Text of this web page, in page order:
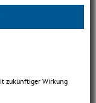
zukünftiger Wirkung